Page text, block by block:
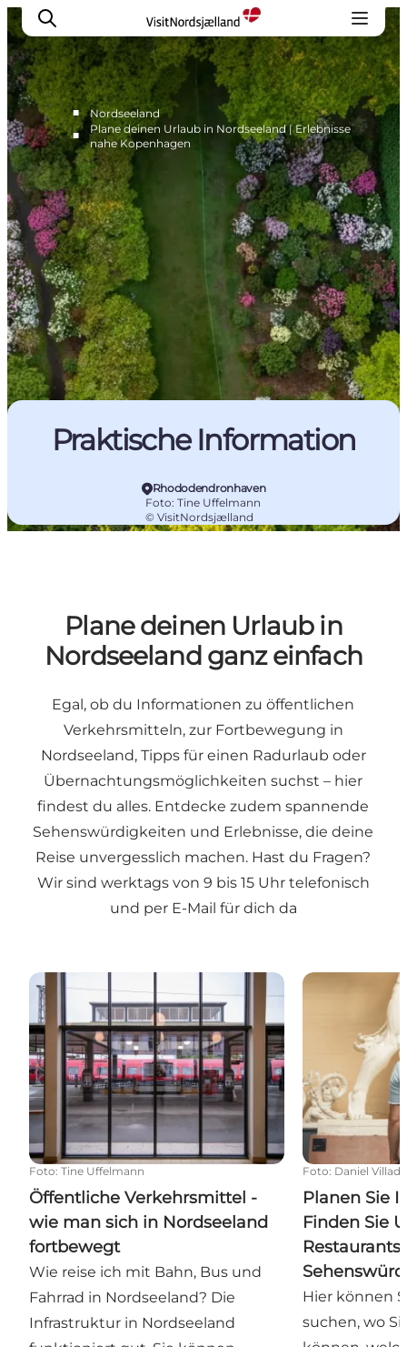
Highlights
Erlebnisse
Geschmack
Unterkünfte
Städte
Reiseplanung
■
Nordseeland
■
Plane deinen Urlaub in Nordseeland | Erlebnisse
nahe Kopenhagen
Praktische Information
Rhododendronhaven
Foto: Tine Uffelmann
©VisitNordsjælland
Plane deinen Urlaub in
Nordseeland ganz einfach
Egal, ob du Informationen zu öffentlichen
Verkehrsmitteln, zur Fortbewegung in
Nordseeland, Tipps für einen Radurlaub oder
Übernachtungsmöglichkeiten suchst – hier
findest du alles. Entdecke zudem spannende
Sehenswürdigkeiten und Erlebnisse, die deine
Reise unvergesslich machen. Hast du Fragen?
Wir sind werktags von 9 bis 15 Uhr telefonisch
und per E-Mail für dich da
Öffentliche Verkehrsmittel - wie man sich in
Foto: Tine Uffelmann
Öffentliche Verkehrsmittel -
wie man sich in Nordseeland
fortbewegt
Wie reise ich mit Bahn, Bus und
Fahrrad in Nordseeland? Die
Infrastruktur in Nordseeland
Planen Sie
Foto: Daniel
Planen Sie
Finden Sie
Restaurants
Hier können
suchen, wo